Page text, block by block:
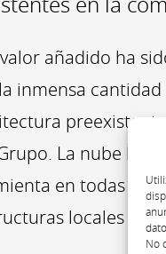
No
añadido ha
inmensa
La nube ha
en todas las
locales